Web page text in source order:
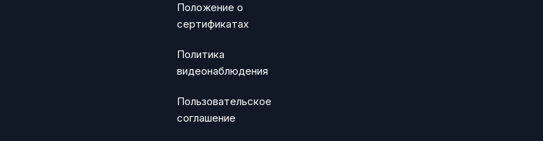
Положение о
сертификатах
Политика
видеонаблюдения
Пользовательское
соглашение